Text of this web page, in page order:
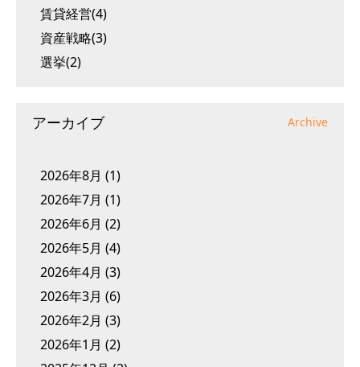
賃貸経営(4)
資産戦略(3)
選挙(2)
アーカイブ Archive
2026年8月 (1)
2026年7月 (1)
2026年6月 (2)
2026年5月 (4)
2026年4月 (3)
2026年3月 (6)
2026年2月 (3)
2026年1月 (2)